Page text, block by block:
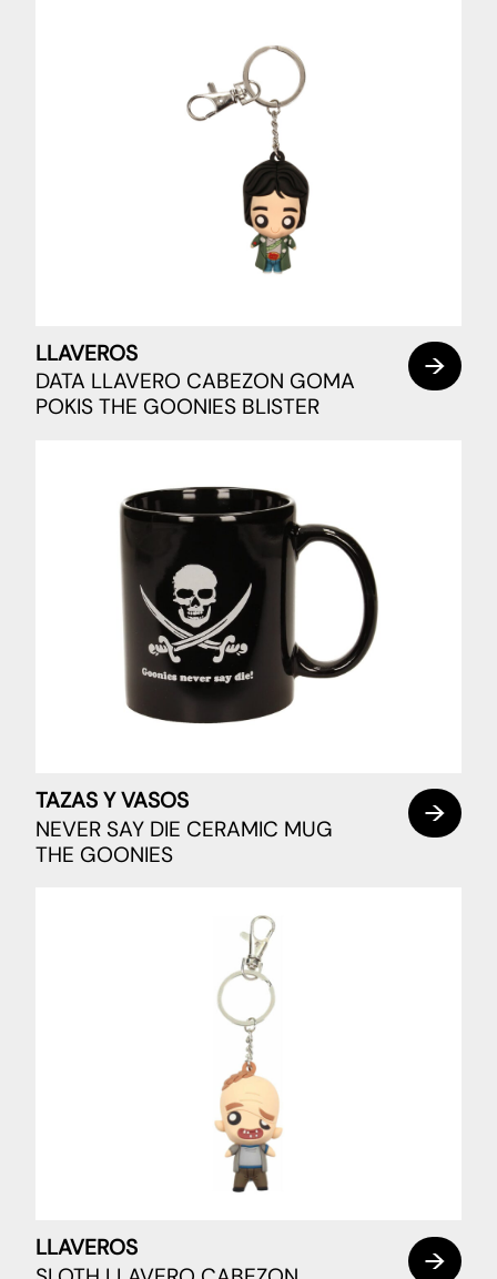
LLAVEROS
DATA LLAVERO CABEZON GOMA
POKIS THE GOONIES BLISTER
TAZAS Y VASOS
NEVER SAY DIE CERAMIC MUG
THE GOONIES
LLAVEROS